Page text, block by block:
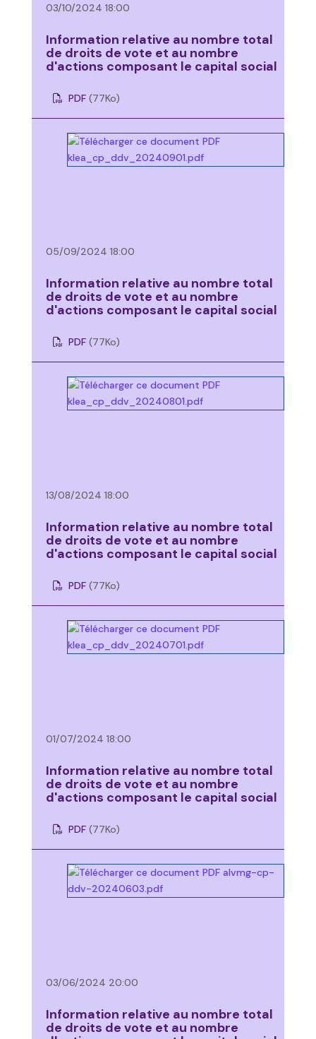
03/10/2024 18:00
Information relative au nombre total
de droits de vote et au nombre
d'actions composant le capital social
PDF (77Ko)
05/09/2024 18:00
Information relative au nombre total
de droits de vote et au nombre
d'actions composant le capital social
PDF (77Ko)
13/08/2024 18:00
Information relative au nombre total
de droits de vote et au nombre
d'actions composant le capital social
PDF (77Ko)
01/07/2024 18:00
Information relative au nombre total
de droits de vote et au nombre
d'actions composant le capital social
PDF (77Ko)
03/06/2024 20:00
Information relative au nombre total
de droits de vote et au nombre